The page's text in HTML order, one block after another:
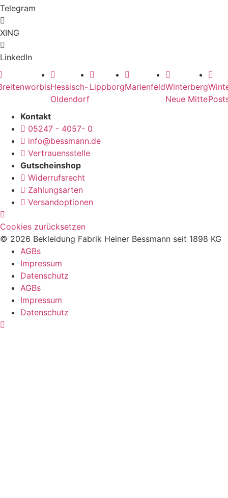
Telegram
XING
LinkedIn
Hessisch-
Oldendorf
LippborgMarienfeldWinterberg
Neue Mitte
Kontakt
05247 - 4057- 0
info@bessmann.de
Vertrauensstelle
Gutscheinshop
Widerrufsrecht
Zahlungsarten
Versandoptionen
Cookies zurücksetzen
© 2026 Bekleidung Fabrik Heiner Bessmann seit 1898 KG
AGBs
Impressum
Datenschutz
AGBs
Impressum
Datenschutz